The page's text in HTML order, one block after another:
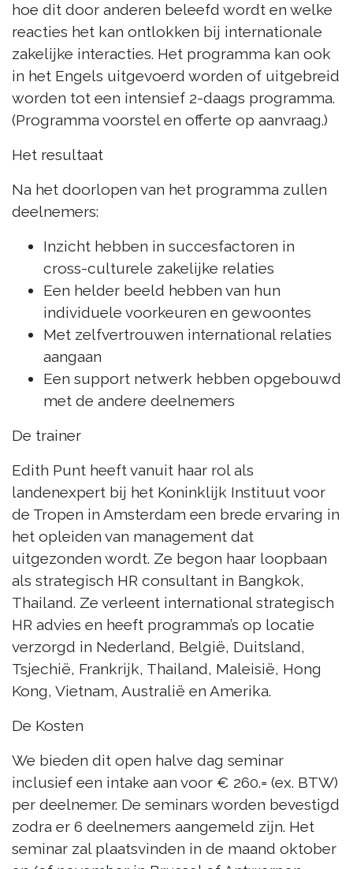
hoe dit door anderen beleefd wordt en welke
reacties het kan ontlokken bij internationale
zakelijke interacties. Het programma kan ook
in het Engels uitgevoerd worden of uitgebreid
worden tot een intensief 2-daags programma.
(Programma voorstel en offerte op aanvraag.)
Het resultaat
Na het doorlopen van het programma zullen
deelnemers:
Inzicht hebben in succesfactoren in
cross-culturele zakelijke relaties
Een helder beeld hebben van hun
individuele voorkeuren en gewoontes
Met zelfvertrouwen international relaties
aangaan
Een support netwerk hebben opgebouwd
met de andere deelnemers
De trainer
Edith Punt heeft vanuit haar rol als
landenexpert bij het Koninklijk Instituut voor
de Tropen in Amsterdam een brede ervaring in
het opleiden van management dat
uitgezonden wordt. Ze begon haar loopbaan
als strategisch HR consultant in Bangkok,
Thailand. Ze verleent international strategisch
HR advies en heeft programma’s op locatie
verzorgd in Nederland, België, Duitsland,
Tsjechië, Frankrijk, Thailand, Maleisië, Hong
Kong, Vietnam, Australië en Amerika.
De Kosten
We bieden dit open halve dag seminar
inclusief een intake aan voor € 260.= (ex. BTW)
per deelnemer. De seminars worden bevestigd
zodra er 6 deelnemers aangemeld zijn. Het
seminar zal plaatsvinden in de maand oktober